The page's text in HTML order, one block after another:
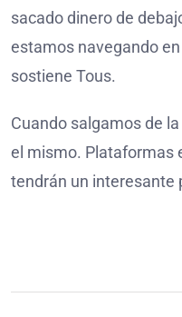
sacado dinero de
estamos navegando
sostiene Tous.
Cuando salgamos de
el mismo. Plataformas
tendrán un interesante